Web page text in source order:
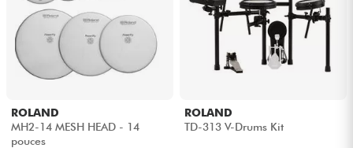
ROLAND
MH2-14 MESH HEAD - 14
pouces
ROLAND
TD-313 V-Drums Kit